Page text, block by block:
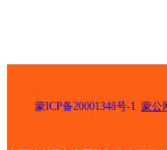
蒙ICP备20001348号-1 蒙公